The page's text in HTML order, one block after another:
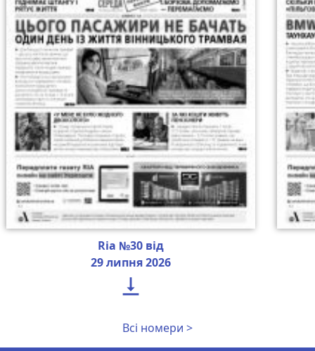
Ria №30 від
29 липня 2026

Всі номери >